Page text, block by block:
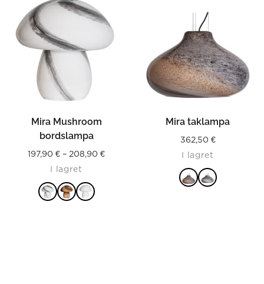
Mira Mushroom
bordslampa
197,90 € – 208,90 €Price
I lagret
Mira taklampa
362,50 €
I lagret